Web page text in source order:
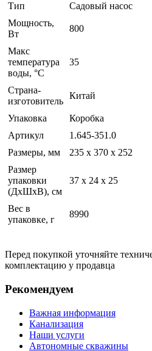
Тип
Садовый насос
Мощность,
Вт
800
Макс
температура
воды, °С
35
Страна-
изготовитель
Китай
Упаковка
Коробка
Артикул
1.645-351.0
Размеры, мм
235 х 370 х 252
Размер
упаковки
(ДхШхВ), см
37 x 24 x 25
Вес в
упаковке, г
8990
Перед покупкой уточняйте
комплектацию у продавца
Рекомендуем
Важная информация
Канализация
Наши услуги
Автономные скважины